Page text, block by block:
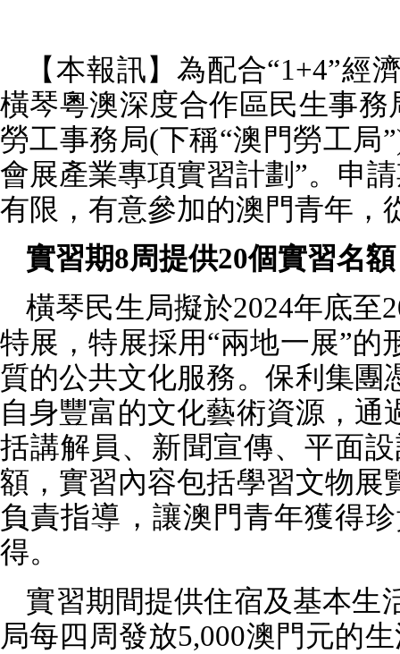
【本報訊】為配合“1+4”經
橫琴粵澳深度合作區民生事務
勞工事務局(下稱“澳門勞工局”
會展產業專項實習計劃”。申
有限，有意參加的澳門青年，
實習期8周提供20個實習名額
橫琴民生局擬於2024年底至
特展，特展採用“兩地一展”
質的公共文化服務。保利集團
自身豐富的文化藝術資源，
括講解員、新聞宣傳、平面
額，實習內容包括學習文物展
負責指導，讓澳門青年獲得
得。
實習期間提供住宿及基本生
局每四周發放5,000澳門元的